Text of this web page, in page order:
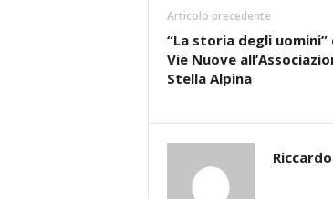
Articolo precedente
“La storia degli uomini”
Vie Nuove
Stella Alpina